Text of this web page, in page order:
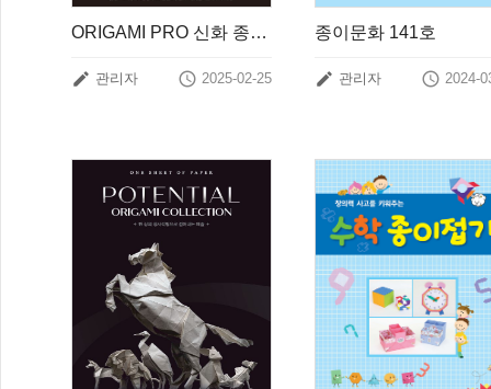
ORIGAMI PRO 신화 종이접기편
 관리자  2025-02-25
종이문화 141호
 관리자  2024-